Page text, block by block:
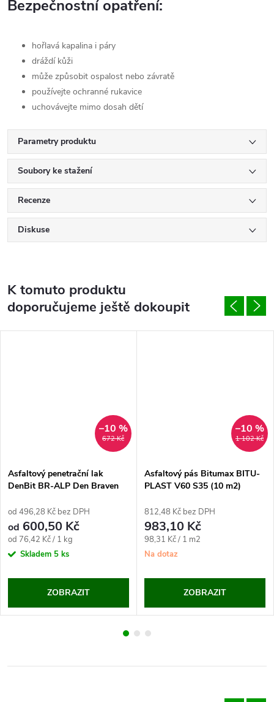
Bezpečnostní opatření:
hořlavá kapalina i páry
dráždí kůži
může způsobit ospalost nebo závratě
používejte ochranné rukavice
uchovávejte mimo dosah dětí
Parametry produktu
Soubory ke stažení
Recenze
Diskuse
K tomuto produktu
doporučujeme ještě dokoupit
672 Kč
–10 %
Asfaltový penetrační lak
DenBit BR-ALP Den Braven
od 496,28 Kč bez DPH
od 600,50 Kč
Měrná
cena:
od 76,42 Kč / 1 kg
Skladem 5 ks
ZOBRAZIT
1 102 Kč
–10 %
Asfaltový pás Bitumax BITU-
PLAST V60 S35 (10 m2)
812,48 Kč bez DPH
983,10 Kč
Měrná
cena:
98,31 Kč / 1 m2
Na dotaz
ZOBRAZIT